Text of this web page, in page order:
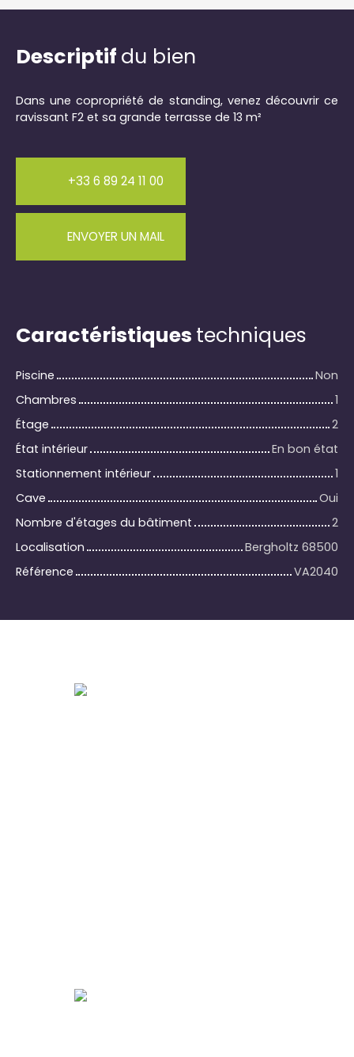
Descriptif du bien
Dans une copropriété de standing, venez découvrir ce
ravissant F2 et sa grande terrasse de 13 m²
+33 6 89 24 11 00
ENVOYER UN MAIL
Caractéristiques techniques
Piscine
Non
Chambres
1
Étage
2
État intérieur
En bon état
Stationnement intérieur
1
Cave
Oui
Nombre d'étages du bâtiment
2
Localisation
Bergholtz 68500
Référence
VA2040